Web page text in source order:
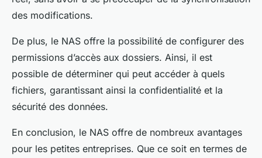
des modifications.
De plus, le NAS offre la possibilité de configurer des
permissions d’accès aux dossiers. Ainsi, il est
possible de déterminer qui peut accéder à quels
fichiers, garantissant ainsi la confidentialité et la
sécurité des données.
En conclusion, le NAS offre de nombreux avantages
pour les petites entreprises. Que ce soit en termes de